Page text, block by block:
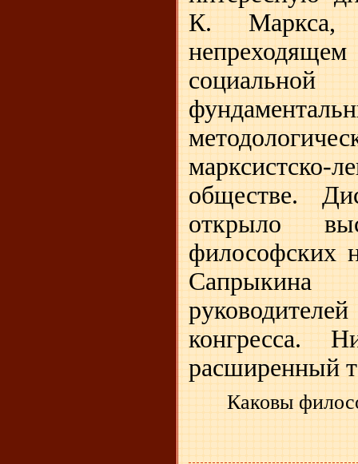
К.
обществе.
открыло
философских
конгресса.
расширенный
Каковы